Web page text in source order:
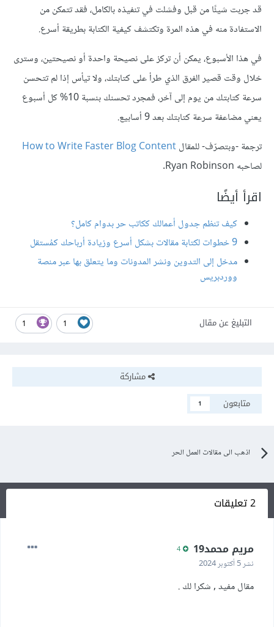
قد جربت شيئًا من قبل وفشلت في تنفيذه بالكامل، فقد تتمكن من
الاستفادة منه في هذه المرة وتكتشف كيفية الكتابة بطريقة أسرع.
في هذا الأسبوع، يمكن أن تركز على نصيحة واحدة أو نصيحتين، وسترى
خلال وقت قصير الفرق الذي طرأ على كتابتك، ولا تيأس إذا لم تتحسن
سرعة كتابتك من يوم إلى آخر، فمجرد تحسنك بنسبة 10% كل أسبوع
يعني مضاعفة سرعة كتابتك بعد 9 أسابيع.
ترجمة -وبتصرّف- للمقالHow to Write Faster Blog Content
لصاحبه Ryan Robinson.
اقرأ أيضًا
كيف تنظم جدول أعمالك ككاتب حر بدوام كامل؟
9 خطوات لكتابة مقالات بشكل أسرع وزيادة أرباحك كمُستقل
مدخل إلى التدوين ونشر المدونات وما يتعلق بها عبر منصة
ووردبريس
1
1 التبليغ عن مقال
مشاركة
متابعون
1
اذهب الى مقالات العمل الحر
2 تعليقات
مريم محمد19
نشر5 أكتوبر 2024
مقال مفيد , شكرا لك .